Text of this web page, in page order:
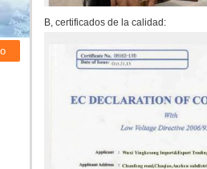
B, certificados de la calidad: